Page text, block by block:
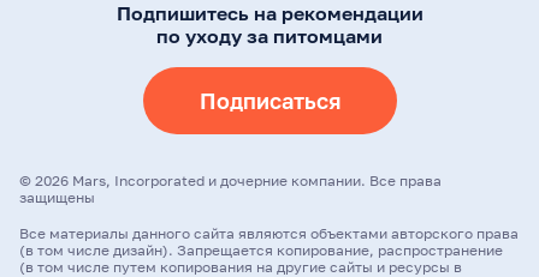
Подпишитесь на рекомендации
по уходу за питомцами
Подписаться
© 2026 Mars, Incorporated и дочерние компании. Все права
защищены
Все материалы данного сайта являются объектами авторского права
(в том числе дизайн). Запрещается копирование, распространение
(в том числе путем копирования на другие сайты и ресурсы в